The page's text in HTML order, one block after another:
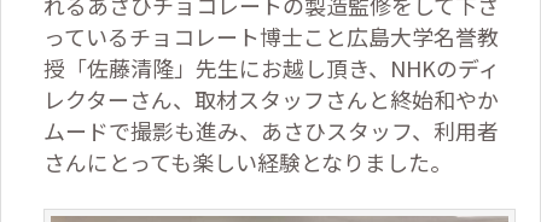
っているチョコレート博士こと広島大学名誉教
授「佐藤清隆」先生にお越し頂き、 NHKのディ
レクターさん、取材スタッフさんと終始和やか
ムードで撮影も進み、あさひスタッフ、利用者
さんにとっても楽しい経験となりました。